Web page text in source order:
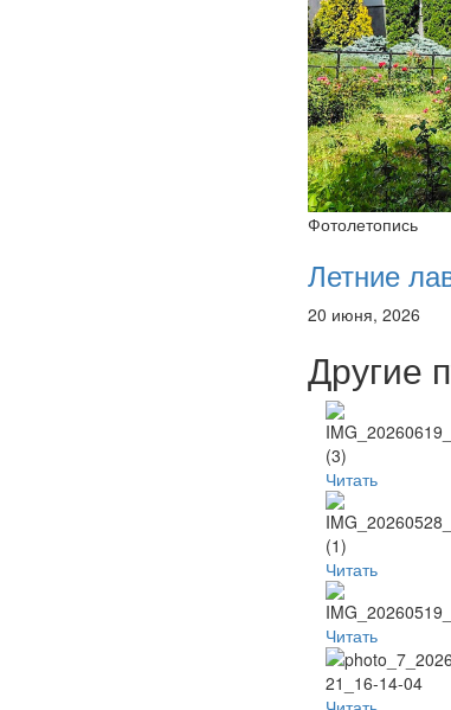
Фотолетопись
Летние
20 июня, 2026
Другие
Читать
Читать
Читать